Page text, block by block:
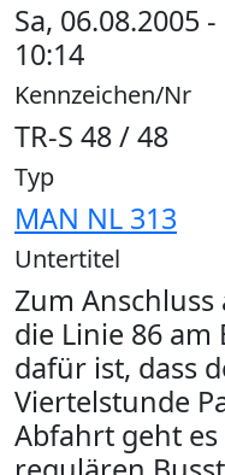
Sa, 06.08.2005 -
10:14
Kennzeichen/Nr
TR-S 48 / 48
Typ
MAN NL 313
Untertitel
Zum
die Linie 86 am
dafür ist, dass
Viertelstunde
Abfahrt geht